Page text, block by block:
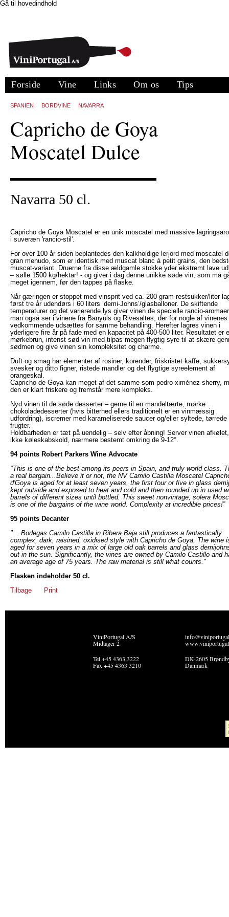
Gå til hovedindhold
Forside Vine Links Om os Tips
SPANIEN BORDVINE NAVARRA
Capricho de Goya
Moscatel Dulce
Navarra 50 cl.
Capricho de Goya Moscatel er en unik moscatel med massive
i suveræn 'rancio-stil'.
For over 100 år siden beplantedes den kalkholdige lerjord med moscatel
gran menudo, som er identisk med muscat blanc á petit grains, den
muscat-variant. Druerne fra disse ældgamle stokke yder ekstremt lave
– sølle 1500 kg/hektar! - og giver i dag denne unikke søde vin, som må
meget igennem, før den tappes på flaske.
Når gæringen er stoppet med vinsprit ved ca. 200 gram restsukker/liter
først tre år udendørs i 60 liters ’demi-Johns’/glasballoner. De skiftende
temperaturer og det varierende lys giver vinen de specielle rancio-
man også ser i vinene fra Banyuls og Rivesaltes, der for nogle af vinenes
vedkommende udsættes for samme behandling. Herefter lagres vinen i
yderligere fire år på fade med en kapacitet på 400-500 liter. Resultatet er
mørkebrun, intenst sød vin med tilpas megen flygtig syre til at skære
sødmen og give vinen sin kompleksitet og charme.
Duft og smag har elementer af rosiner, korender, friskristet kaffe,
svesker og ditto figner, ristede mandler og det flygtige syreelement af
orangeskal.
Capricho de Goya kan meget af det samme som pedro ximénez sherry,
den er klart friskere og fremstår mere kompleks.
Nyd vinen til de søde desserter – gerne til en mandeltærte, mørke
chokoladedesserter (hvis bitterhed ellers traditionelt er en vinmæssig
udfordring), iscremer med karameliserede saucer og/eller syltede, tørrede
frugter.
Holdbarheden er tæt på uendelig – selv efter åbning! Server vinen
ikke køleskabskold, nærmere bestemt omkring de 9-12°.
94 points Robert Parkers Wine Advocate
"This is one of the best among its peers in Spain, and truly world class.
a real bargain...Believe it or not, the NV Camilo Castilla Moscatel
d'Goya is aged for at least seven years, the first four or five in glass
kept outside and exposed to heat and cold and then rounded up in used
barrels of different sizes until bottled. This sweet nonvintage, solera
is one of the bargains of the wine world. Complexity at incredible prices!”
95 points Decanter
"... Bodegas Camilo Castilla in Ribera Baja still produces a fantastically
complex, dark, raisined, oxidised style with Capricho de Goya. The wine
aged for seven years in a mix of large old oak barrels and glass
out in the sun. Significantly, the vines are owned by Camilo Castillo and
an average age of 75 years. The raw material is still what counts."
Flasken indeholder 50 cl.
Tilbage
Print
ViniPortugal A/S
Midtager 2
Tel +45 4363 3222
Fax +45 4363 3210
DK-2605
Danmark